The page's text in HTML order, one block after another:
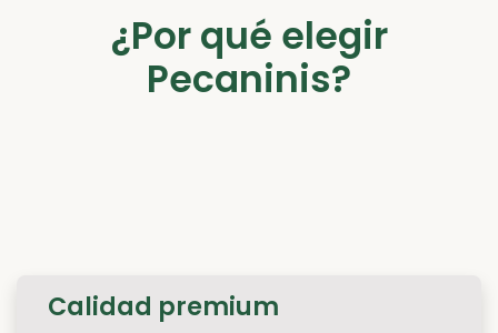
¿Por qué elegir
Pecaninis?
Calidad premium